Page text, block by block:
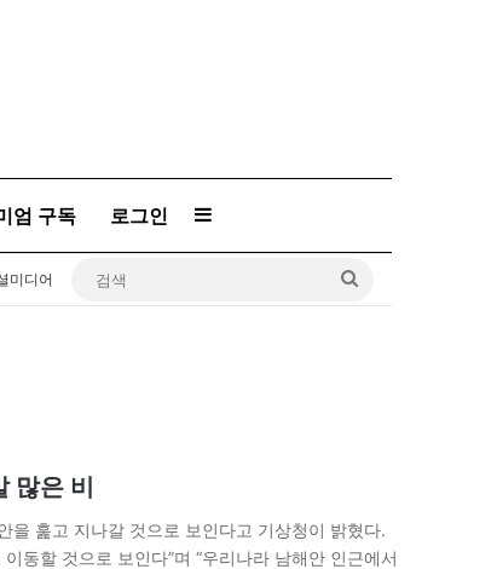
엄 구독 로그인 Sidebar
미디어
많은 비
을 훑고 지나갈 것으로 보인다고 기상청이 밝혔다.
동할 것으로 보인다”며 “우리나라 남해안 인근에서